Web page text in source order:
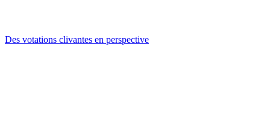
Des votations clivantes en perspective